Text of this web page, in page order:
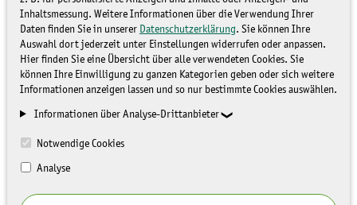
Inhaltsmessung. Weitere Informationen über die Verwendung Ihrer
Daten finden Sie in unserer Datenschutzerklärung. Sie können Ihre
Auswahl dort jederzeit unter Einstellungen widerrufen oder anpassen.
Hier finden Sie eine Übersicht über alle verwendeten Cookies. Sie
können Ihre Einwilligung zu ganzen Kategorien geben oder sich weitere
Informationen anzeigen lassen und so nur bestimmte Cookies auswählen.
Informationen über Analyse-Drittanbieter
Notwendige Cookies
Analyse
Chemnitz in Adelsberg
ÜBERBLICK
NATURSCHUTZSTATIONEN